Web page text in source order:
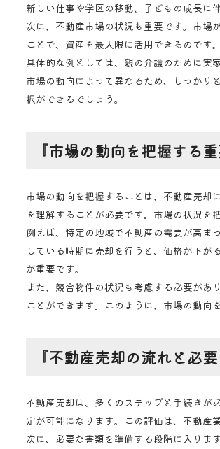
新しい仕事や学区の移動、子どもの成長に
次に、不動産市場の状況も重要です。市場
ことで、資産を最大限に活用できるのです
具体的な例としては、親の介護のために実
市場の動向によって異なるため、しっかり
択ができるでしょう。
『市場の動向を把握する重
市場の動向を把握することは、不動産売却
を理解することが必要です。市場の状況を
例えば、特定の地域で不動産の需要が高ま
している時期に売却を行うと、価格が下
が重要です。
また、競合物件の状況も考慮する必要があ
ことができます。このように、市場の動向
『不動産売却の流れと必要
不動産売却は、多くのステップと手続きが
定が可能になります。この評価は、不動産
次に、必要な書類を準備する段階に入りま